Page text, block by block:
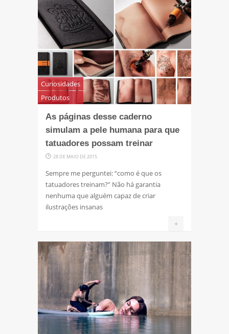
Curiosidades
Produtos
As páginas desse caderno
simulam a pele humana para que
tatuadores possam treinar
28 DE MAIO DE 2015
Sempre me perguntei: “como é que os
tatuadores treinam?” Não há garantia
nenhuma que alguém capaz de criar
ilustrações insanas
+